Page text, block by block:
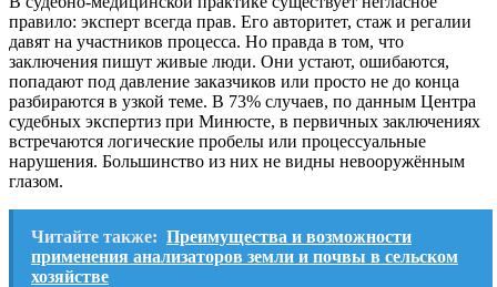
правило: эксперт всегда прав. Его авторитет, стаж и регалии
давят на участников процесса. Но правда в том, что
заключения пишут живые люди. Они устают, ошибаются,
попадают под давление заказчиков или просто не до конца
разбираются в узкой теме. В 73% случаев, по данным Центра
судебных экспертиз при Минюсте, в первичных заключениях
встречаются логические пробелы или процессуальные
нарушения. Большинство из них не видны невооружённым
глазом.
Читайте также: Преимущества и возможности
применения анализаторов земли и почвы в сельском
хозяйстве